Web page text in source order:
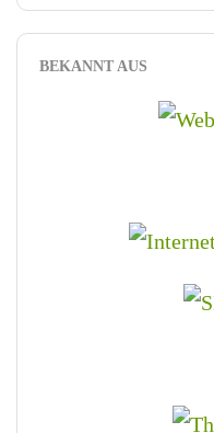
BEKANNT AUS